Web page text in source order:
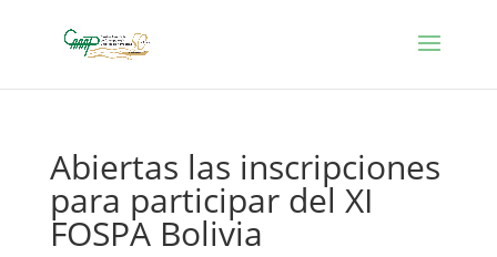
Abiertas las inscripciones
para participar del XI
FOSPA Bolivia